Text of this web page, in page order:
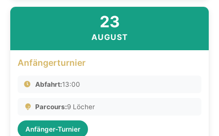
23
AUGUST
Anfängerturnier
Abfahrt:13:00
Parcours:9 Löcher
Anfänger-Turnier